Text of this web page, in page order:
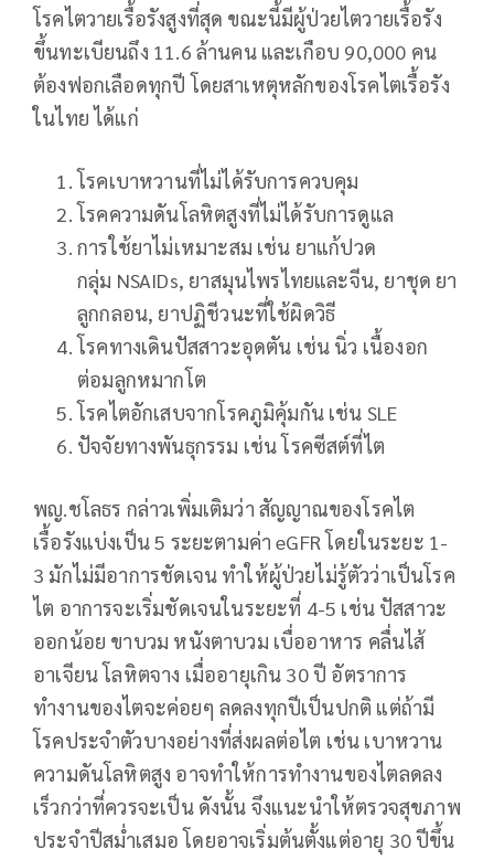
โรคไตวายเรื้อรังสูงที่สุด ขณะนี้มีผู้ป่วยไตวายเรื้อรัง
ขึ้นทะเบียนถึง 11.6 ล้านคน และเกือบ 90,000 คน
ต้องฟอกเลือดทุกปี โดยสาเหตุหลักของโรคไตเรื้อรัง
ในไทย ได้แก่
โรคเบาหวานที่ไม่ได้รับการควบคุม
โรคความดันโลหิตสูงที่ไม่ได้รับการดูแล
การใช้ยาไม่เหมาะสม เช่น ยาแก้ปวด
กลุ่ม NSAIDs, ยาสมุนไพรไทยและจีน, ยาชุด ยา
ลูกกลอน, ยาปฏิชีวนะที่ใช้ผิดวิธี
โรคทางเดินปัสสาวะอุดตัน เช่น นิ่ว เนื้องอก
ต่อมลูกหมากโต
โรคไตอักเสบจากโรคภูมิคุ้มกัน เช่น SLE
ปัจจัยทางพันธุกรรม เช่น โรคซีสต์ที่ไต
พญ.ชโลธร กล่าวเพิ่มเติมว่า สัญญาณของโรคไต
เรื้อรังแบ่งเป็น 5 ระยะตามค่า eGFR โดยในระยะ 1-
3 มักไม่มีอาการชัดเจน ทำให้ผู้ป่วยไม่รู้ตัวว่าเป็นโรค
ไต อาการจะเริ่มชัดเจนในระยะที่ 4-5 เช่น ปัสสาวะ
ออกน้อย ขาบวม หนังตาบวม เบื่ออาหาร คลื่นไส้
อาเจียน โลหิตจาง เมื่ออายุเกิน 30 ปี อัตราการ
ทำงานของไตจะค่อยๆ ลดลงทุกปีเป็นปกติ แต่ถ้ามี
โรคประจำตัวบางอย่างที่ส่งผลต่อไต เช่น เบาหวาน
ความดันโลหิตสูง อาจทำให้การทำงานของไตลดลง
เร็วกว่าที่ควรจะเป็น ดังนั้น จึงแนะนำให้ตรวจสุขภาพ
ประจำปีสม่ำเสมอ โดยอาจเริ่มต้นตั้งแต่อายุ 30 ปีขึ้น